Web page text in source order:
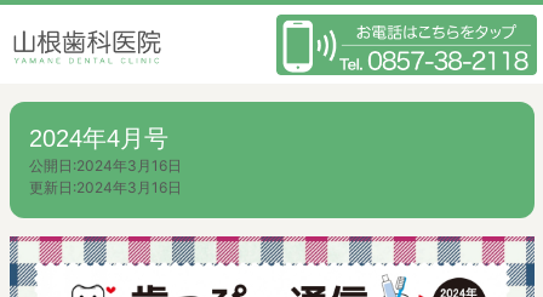
2024年4月号
公開日:2024年3月16日
更新日:2024年3月16日